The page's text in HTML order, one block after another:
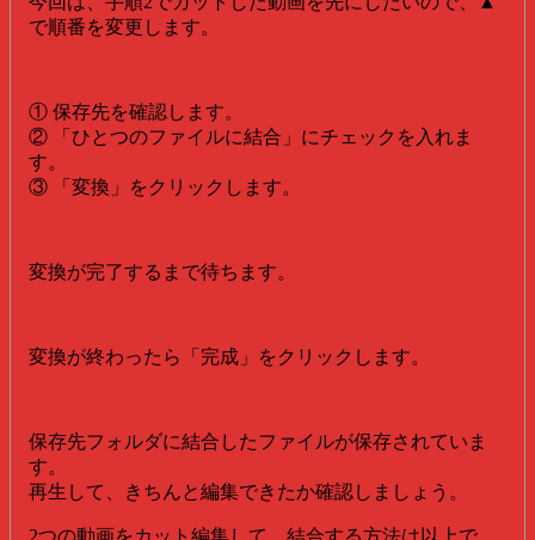
で順番を変更します。
① 保存先を確認します。
② 「ひとつのファイルに結合」にチェックを入れま
す。
③ 「変換」をクリックします。
変換が完了するまで待ちます。
変換が終わったら「完成」をクリックします。
保存先フォルダに結合したファイルが保存されていま
す。
再生して、きちんと編集できたか確認しましょう。
2つの動画をカット編集して、結合する方法は以上で